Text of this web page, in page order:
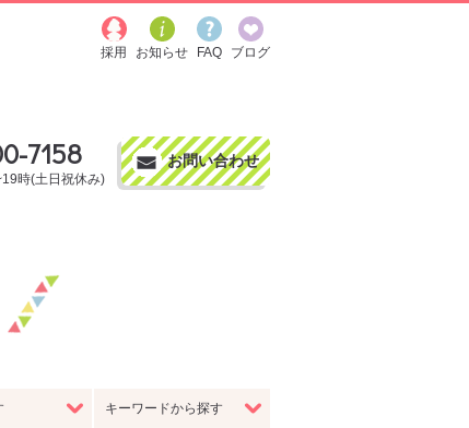
採用 お知らせ FAQ ブログ
7158
時(土日祝休み)
お問い合わせ
キーワードから探す